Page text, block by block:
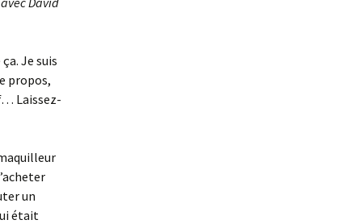
Je suis
propos,
Laissez-
un
était